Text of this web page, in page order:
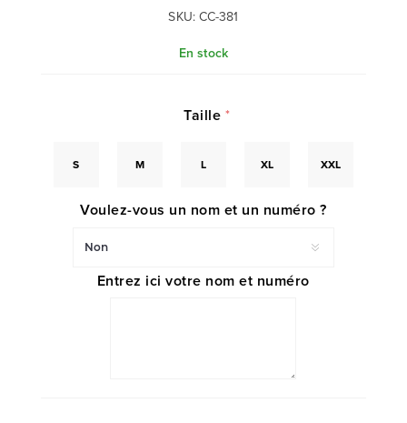
SKU: CC-381
En stock
Taille *
S M L XL XXL
Voulez-vous un nom et un numéro ?
Entrez ici votre nom et numéro